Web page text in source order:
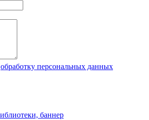
обработку персональных данных